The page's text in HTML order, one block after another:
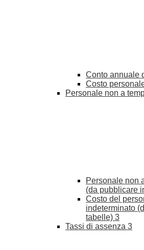
Conto annuale
Costo
Personale non a
Personale non
(da pubblicare
Costo del
indeterminato
tabelle) 3
Tassi di assenza 3